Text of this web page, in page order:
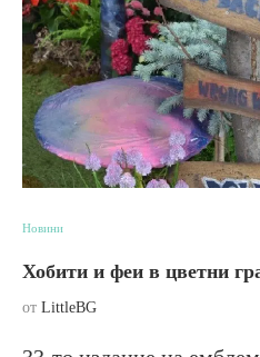
Новини
Хобити и феи в цветни
от LittleBG